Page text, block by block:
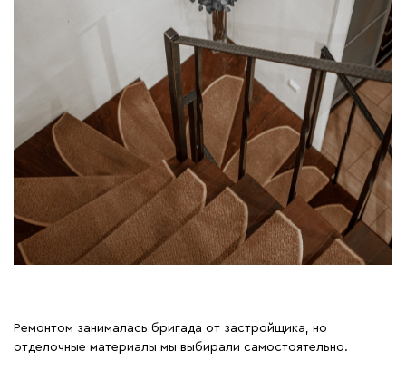
Ремонтом занималась бригада от застройщика, но
отделочные материалы мы выбирали самостоятельно.